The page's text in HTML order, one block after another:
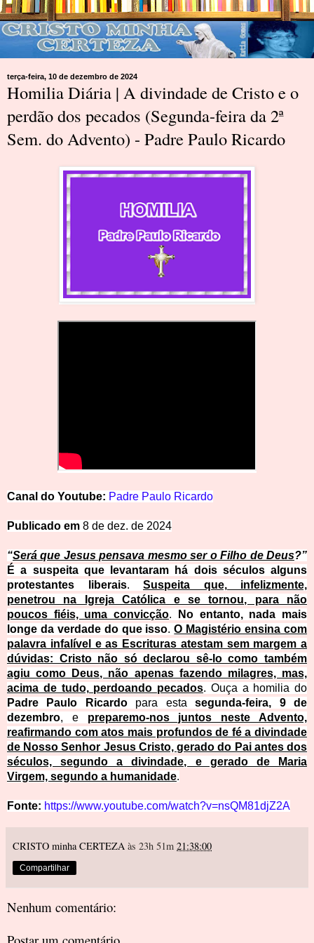
terça-feira, 10 de dezembro de 2024
Homilia Diária | A divindade de Cristo e o
perdão dos pecados (Segunda-feira da 2ª
Sem. do Advento) - Padre Paulo Ricardo
Canal do Youtube: Padre Paulo Ricardo
Publicado em 8 de dez. de 2024
“Será que Jesus pensava mesmo ser o Filho de Deus?”
É a suspeita que levantaram há dois séculos alguns
protestantes liberais. Suspeita que, infelizmente,
penetrou na Igreja Católica e se tornou, para não
poucos fiéis, uma convicção.
No entanto, nada mais
longe da verdade do que isso.O Magistério ensina com
palavra infalível e as Escrituras atestam sem margem a
dúvidas: Cristo não só declarou sê-lo como também
agiu como Deus, não apenas fazendo milagres, mas,
acima de tudo, perdoando pecados. Ouça a homilia do
Padre Paulo Ricardopara estasegunda-feira, 9 de
dezembro, e preparemo-nos juntos neste Advento,
reafirmando com atos mais profundos de fé a divindade
de Nosso Senhor Jesus Cristo, gerado do Pai antes dos
séculos, segundo a divindade, e gerado de Maria
Virgem, segundo a humanidade.
Fonte: https://www.youtube.com/watch?v=nsQM81djZ2A
CRISTO minha CERTEZA às 23h 51m 21:38:00
Compartilhar
Nenhum comentário: